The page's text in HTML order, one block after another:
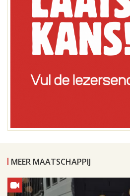
MEER MAATSCHAPPIJ